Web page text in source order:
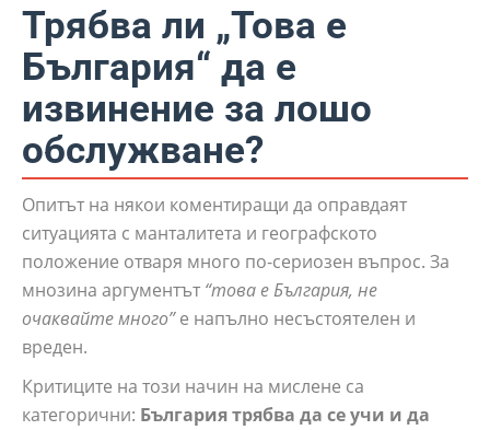
Трябва ли „Това е
България“ да е
извинение за лошо
обслужване?
Опитът на някои коментиращи да оправдаят
ситуацията с манталитета и географското
положение отваря много по-сериозен въпрос. За
мнозина аргументът “това е България, не
очаквайте много”е напълно несъстоятелен и
вреден.
Критиците на този начин на мислене са
категорични: България трябва да се учи и да